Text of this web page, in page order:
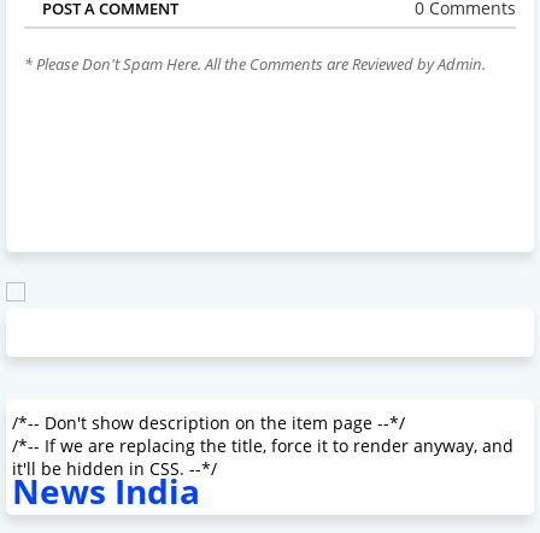
POST A COMMENT 0 Comments
* Please Don't Spam Here. All the Comments are Reviewed by Admin.
/*-- Don't show description on the item page --*/
/*-- If we are replacing the title, force it to render anyway, and
it'll be hidden in CSS. --*/
News India